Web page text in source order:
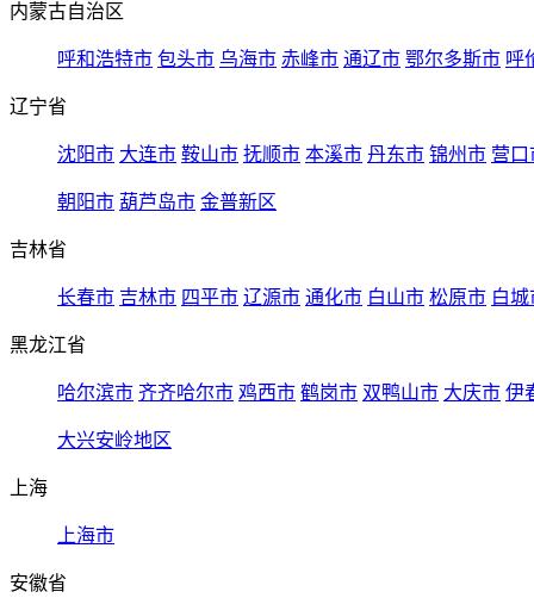
内蒙古自治区
呼和浩特市 包头市 乌海市 赤峰市 通辽市 鄂尔多斯市 呼
辽宁省
沈阳市 大连市 鞍山市 抚顺市 本溪市 丹东市 锦州市 营口
朝阳市 葫芦岛市 金普新区
吉林省
长春市 吉林市 四平市 辽源市 通化市 白山市 松原市 白城
黑龙江省
哈尔滨市 齐齐哈尔市 鸡西市 鹤岗市 双鸭山市 大庆市 伊
大兴安岭地区
上海
上海市
安徽省